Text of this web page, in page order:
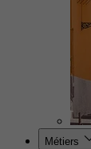
Métiers